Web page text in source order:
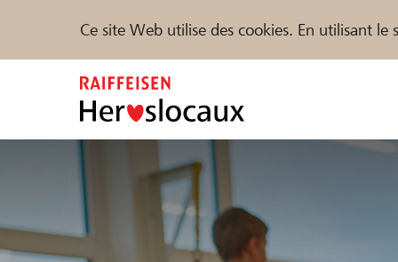
Ce site Web utilise des cookies. En utilisant
Soutien & assistance
Trouvez des projets et des organisations